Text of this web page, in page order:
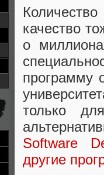
качество
о
программу
только
Software
другие